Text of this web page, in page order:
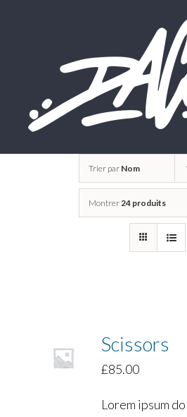
Trier par Nom
Montrer24 produits
Scissors
£85.00
Lorem ipsum